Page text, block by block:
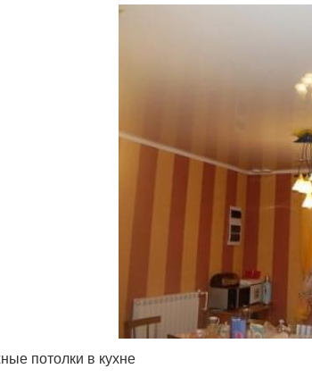
потолки в кухне